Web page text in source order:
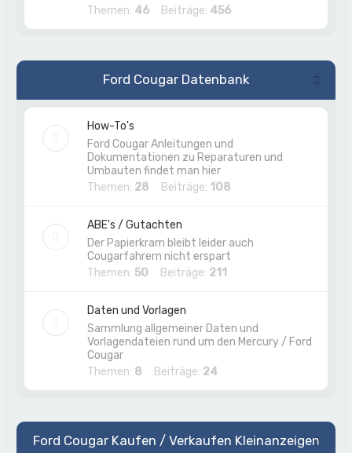
Themen: 46 Beiträge: 456
Ford Cougar Datenbank
How-To's
Ford Cougar Anleitungen und
Dokumentationen zu Reparaturen und
Umbauten findet man hier
Themen: 28 Beiträge: 108
ABE's / Gutachten
Der Papierkram bleibt leider auch
Cougarfahrern nicht erspart
Themen: 50 Beiträge: 211
Daten und Vorlagen
Sammlung allgemeiner Daten und
Vorlagendateien rund um den Mercury / Ford
Cougar
Themen: 8 Beiträge: 24
Ford Cougar Kaufen / Verkaufen Kleinanzeigen